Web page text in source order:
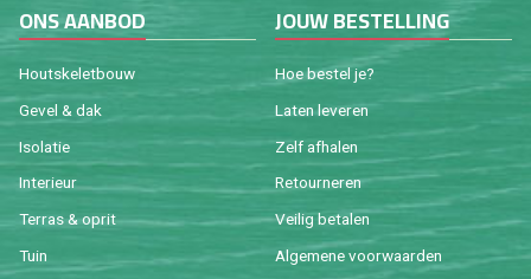
ONS AAN­BOD
Houtske­let­bouw
Gevel & dak
Iso­la­tie
In­te­ri­eur
Ter­ras & oprit
Tuin
JOUW BE­STEL­LING
Hoe be­stel je?
Laten le­ve­ren
Zelf af­ha­len
Re­tour­ne­ren
Vei­lig be­ta­len
Al­ge­me­ne voor­waar­den